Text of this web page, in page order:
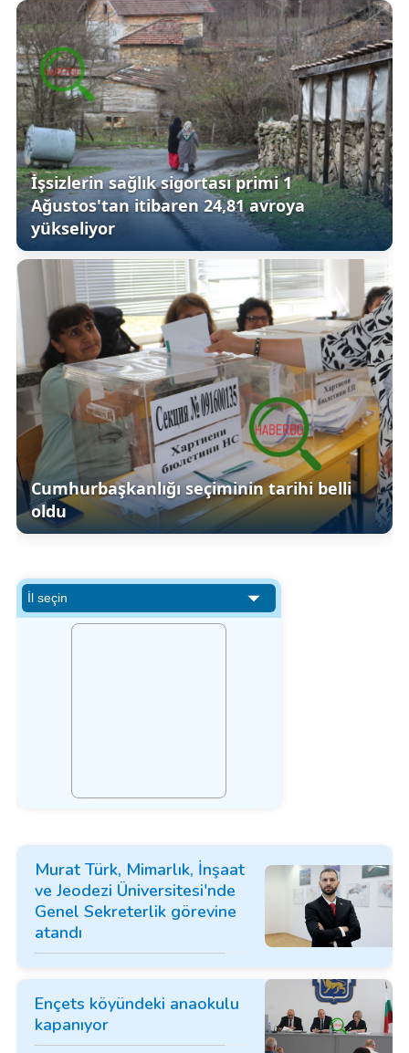
İşsizlerin sağlık sigortası primi 1
Ağustos'tan itibaren 24,81 avroya
yükseliyor
Cumhurbaşkanlığı seçiminin tarihi belli
oldu
Murat Türk, Mimarlık, İnşaat
ve Jeodezi Üniversitesi'nde
Genel Sekreterlik görevine
atandı
Ençets köyündeki anaokulu
kapanıyor